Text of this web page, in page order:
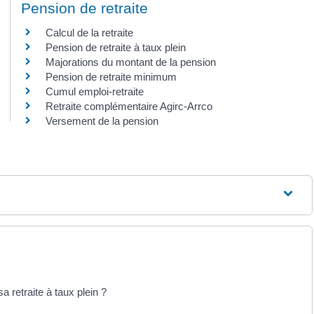
Pension de retraite
Calcul de la retraite
Pension de retraite à taux plein
Majorations du montant de la pension
Pension de retraite minimum
Cumul emploi-retraite
Retraite complémentaire Agirc-Arrco
Versement de la pension
retraite à taux plein ?